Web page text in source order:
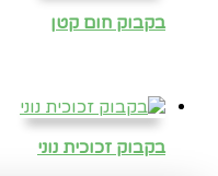
בקבוק חום קטן
בקבוק זכוכית נוני